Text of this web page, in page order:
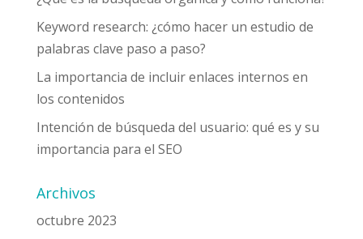
Keyword research: ¿cómo hacer un estudio de
palabras clave paso a paso?
La importancia de incluir enlaces internos en
los contenidos
Intención de búsqueda del usuario: qué es y su
importancia para el SEO
Archivos
octubre 2023